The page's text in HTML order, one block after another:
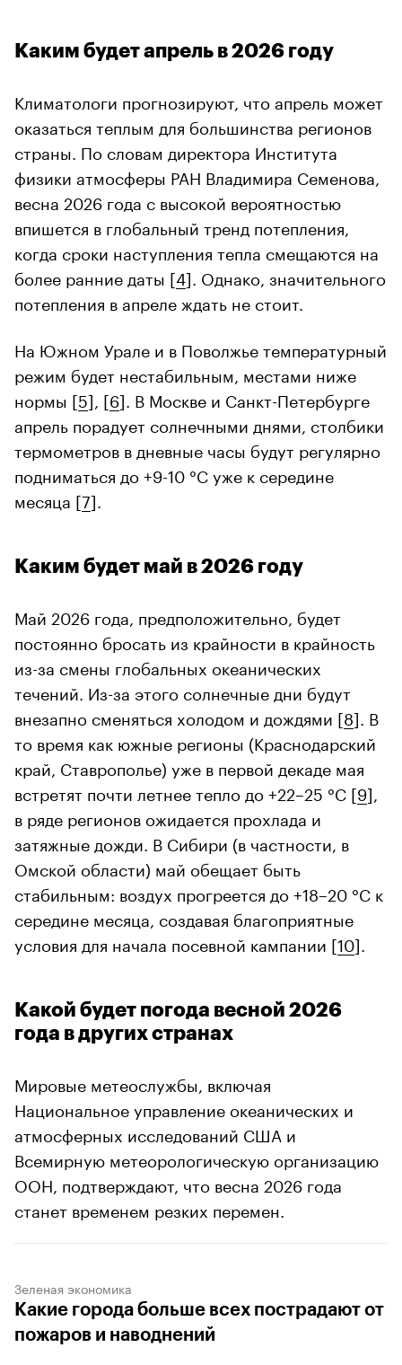
Каким будет апрель в 2026 году
Климатологи прогнозируют, что апрель может
оказаться теплым для большинства регионов
страны. По словам директора Института
физики атмосферы РАН Владимира Семенова,
весна 2026 года с высокой вероятностью
впишется в глобальный тренд потепления,
когда сроки наступления тепла смещаются на
более ранние даты [4]. Однако, значительного
потепления в апреле ждать не стоит.
На Южном Урале и в Поволжье температурный
режим будет нестабильным, местами ниже
нормы [5], [6]. В Москве и Санкт-Петербурге
апрель порадует солнечными днями, столбики
термометров в дневные часы будут регулярно
подниматься до +9-10 °C уже к середине
месяца [7].
Каким будет май в 2026 году
Май 2026 года, предположительно, будет
постоянно бросать из крайности в крайность
из-за смены глобальных океанических
течений. Из-за этого солнечные дни будут
внезапно сменяться холодом и дождями [8]. В
то время как южные регионы (Краснодарский
край, Ставрополье) уже в первой декаде мая
встретят почти летнее тепло до +22–25 °C [9],
в ряде регионов ожидается прохлада и
затяжные дожди. В Сибири (в частности, в
Омской области) май обещает быть
стабильным: воздух прогреется до +18–20 °C к
середине месяца, создавая благоприятные
условия для начала посевной кампании [10].
Какой будет погода весной 2026
года в других странах
Мировые метеослужбы, включая
Национальное управление океанических и
атмосферных исследований США и
Всемирную метеорологическую организацию
ООН, подтверждают, что весна 2026 года
станет временем резких перемен.
Зеленая экономика
Какие города больше всех пострадают от
пожаров и наводнений